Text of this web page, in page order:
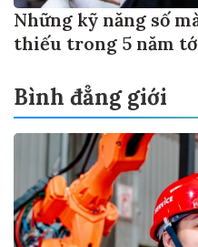
Những kỹ năng số
thiếu trong 5 năm
Bình đẳng giới